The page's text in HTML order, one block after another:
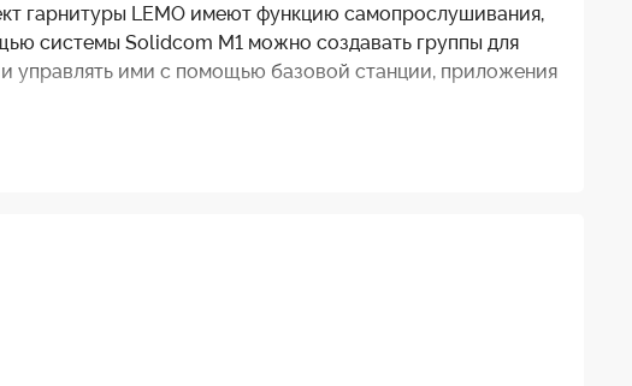
гарнитуры LEMO имеют функцию самопрослушивания,
системы Solidcom M1 можно создавать группы для
управлять ими с помощью базовой станции, приложения
до 4 членов команды, предоставляя каждому
1,9 ГГц и обеспечивает полнодуплексный
как по телефону, при этом каждый из участников